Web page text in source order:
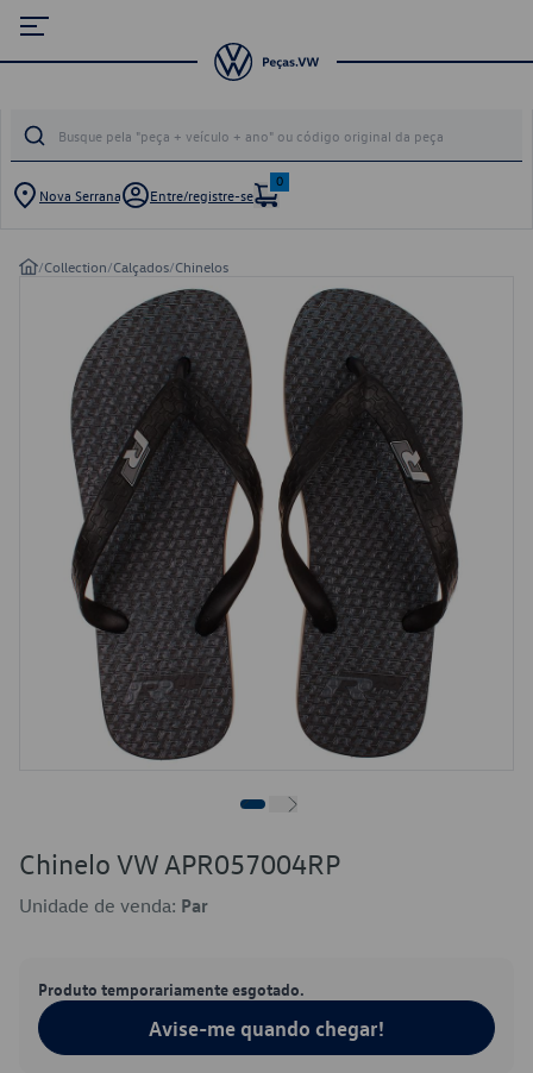
Nova Serrana Entre/registre-se
0
/Collection/Calçados/Chinelos
Chinelo VW APR057004RP
Unidade de venda: Par
Produto temporariamente esgotado.
Avise-me quando chegar!